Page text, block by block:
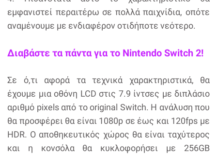
εμφανιστεί περαιτέρω σε πολλά παιχνίδια, οπότε
αναμένουμε με ενδιαφέρον οτιδήποτε νεότερο.
Διαβάστε τα πάντα για το Nintendo Switch 2!
Σε ό,τι αφορά τα τεχνικά χαρακτηριστικά, θα
έχουμε μια οθόνη LCD στις 7.9 ίντσες με διπλάσιο
αριθμό pixels από το original Switch. Η ανάλυση που
θα προσφέρει θα είναι 1080p σε έως και 120fps με
HDR. Ο αποθηκευτικός χώρος θα είναι ταχύτερος
και η κονσόλα θα κυκλοφορήσει με 256GB